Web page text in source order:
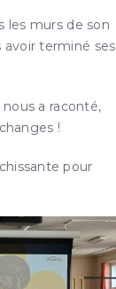
les murs de son
avoir terminé ses
a raconté,
!
pour